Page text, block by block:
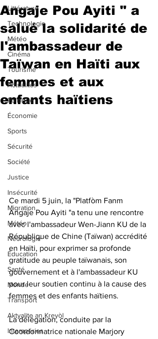
Littérature
Technologie
Météo
Cinéma
Tourisme
Actualités
Politique
Économie
Sports
Sécurité
Société
Justice
Insécurité
Migration
Météo
Nécrologie
Éducation
Santé
Monde
Transport
Aktyalite an Kreyòl
Intempéries
Angaje Pou Ayiti " a
salué la solidarité de
l'ambassadeur de
Taïwan en Haïti aux
femmes et aux
enfants haïtiens
Ce mardi 5 juin, la "Platfòm Fanm
Angaje Pou Ayiti "a tenu une rencontre
avec l'ambassadeur Wen-Jiann KU de la
République de Chine (Taïwan) accrédité
en Haïti, pour exprimer sa profonde
gratitude au peuple taïwanais, son
gouvernement et à l'ambassadeur KU
pour leur soutien continu à la cause des
femmes et des enfants haïtiens.
La délégation, conduite par la
Coordonnatrice nationale Marjory